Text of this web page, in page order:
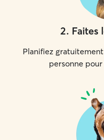
2. Faites
Planifiez
personne